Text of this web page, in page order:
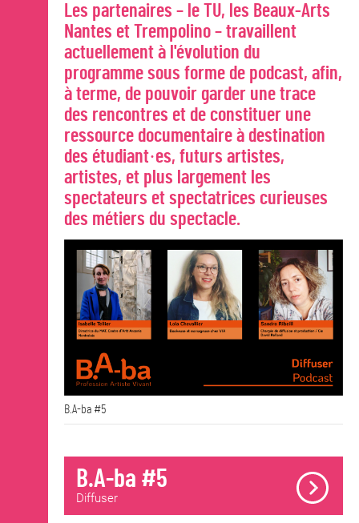
Les partenaires – le TU, les Beaux-Arts
Nantes et Trempolino – travaillent
actuellement à l'évolution du
programme sous forme de podcast, afin,
à terme, de pouvoir garder une trace
des rencontres et de constituer une
ressource documentaire à destination
des étudiant·es, futurs artistes,
artistes, et plus largement les
spectateurs et spectatrices curieuses
des métiers du spectacle.
B.A-ba #5
B.A-ba #5
Diffuser